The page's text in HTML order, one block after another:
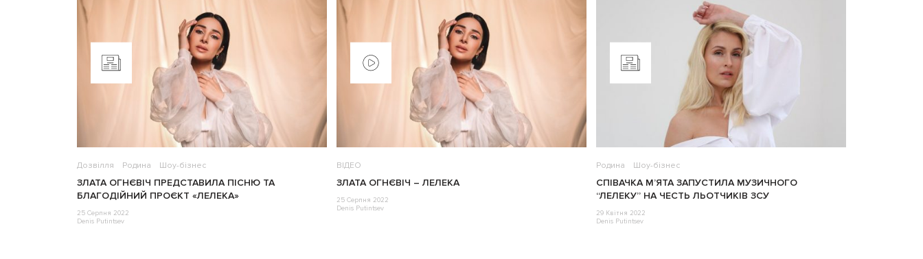
Дозвілля Родина Шоу-бізнес
ЗЛАТА ОГНЄВІЧ ПРЕДСТАВИЛА ПІСНЮ ТА
БЛАГОДІЙНИЙ ПРОЄКТ «ЛЕЛЕКА»
25 Серпня 2022
Denis Putintsev
ВІДЕО
ЗЛАТА ОГНЄВІЧ – ЛЕЛЕКА
25 Серпня 2022
Denis Putintsev
Родина Шоу-бізнес
СПІВАЧКА М’ЯТА ЗАПУСТИЛА МУЗИЧНОГО
“ЛЕЛЕКУ” НА ЧЕСТЬ ЛЬОТЧИКІВ ЗСУ
29 Квітня 2022
Denis Putintsev